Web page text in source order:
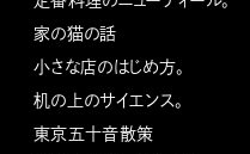
家の猫の話
小さな店のはじめ方。
机の上のサイエンス。
東京五十音散策